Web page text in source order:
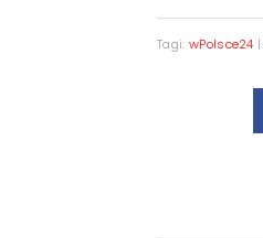
Tagi: wPolsce24 |